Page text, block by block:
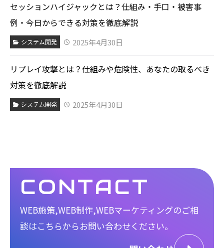
セッションハイジャックとは？仕組み・手口・被害事
例・今日からできる対策を徹底解説
システム開発 2025年4月30日
リプレイ攻撃とは？仕組みや危険性、あなたの取るべき
対策を徹底解説
システム開発 2025年4月30日
CONTACT
WEB施策,WEB制作,WEBマーケティングのご相
談はこちらからお問い合わせください。